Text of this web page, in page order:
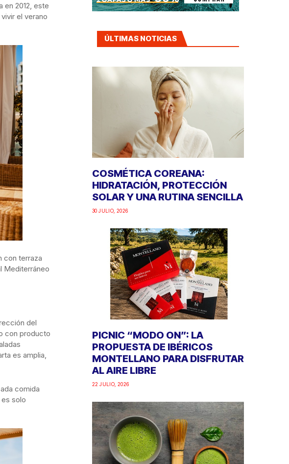
en 2012, este
el verano
con terraza
Mediterráneo
del
con producto
es amplia,
comida
solo
ÚLTIMAS NOTICIAS
COSMÉTICA COREANA:
HIDRATACIÓN, PROTECCIÓN
SOLAR Y UNA RUTINA SENCILLA
30 JULIO, 2026
PICNIC “MODO ON”: LA
PROPUESTA DE IBÉRICOS
MONTELLANO PARA DISFRUTAR
AL AIRE LIBRE
22 JULIO, 2026